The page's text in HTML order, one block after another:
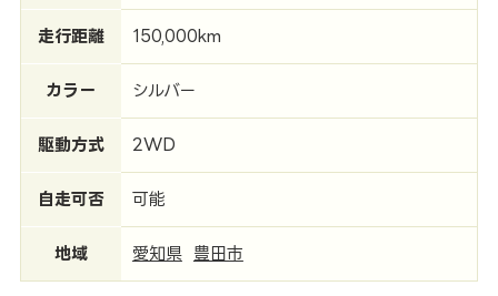
走行距離 150,000km
カラー シルバー
駆動方式 2WD
自走可否 可能
地域 愛知県 豊田市